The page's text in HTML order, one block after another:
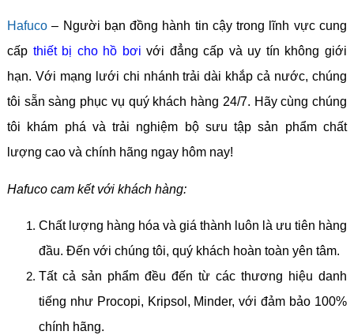
Hafuco– Người bạn đồng hành tin cậy trong lĩnh vực cung
cấp thiết bị cho hồ bơi với đẳng cấp và uy tín không giới
hạn. Với mạng lưới chi nhánh trải dài khắp cả nước, chúng
tôi sẵn sàng phục vụ quý khách hàng 24/7. Hãy cùng chúng
tôi khám phá và trải nghiệm bộ sưu tập sản phẩm chất
lượng cao và chính hãng ngay hôm nay!
Hafuco cam kết với khách hàng:
Chất lượng hàng hóa và giá thành luôn là ưu tiên hàng
đầu. Đến với chúng tôi, quý khách hoàn toàn yên tâm.
Tất cả sản phẩm đều đến từ các thương hiệu danh
tiếng như Procopi, Kripsol, Minder, với đảm bảo 100%
chính hãng.